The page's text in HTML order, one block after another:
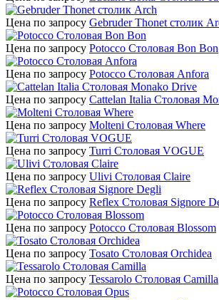
Цена по запросу Gebruder Thonet столик
Цена по запросу Potocco Столовая Bon Bon
Цена по запросу Potocco Столовая Anfora
Цена по запросу Cattelan Italia Столовая
Цена по запросу Molteni Столовая Where
Цена по запросу Turri Столовая VOGUE
Цена по запросу Ulivi Столовая Claire
Цена по запросу Reflex Столовая Signore
Цена по запросу Potocco Столовая Blossom
Цена по запросу Tosato Столовая Orchidea
Цена по запросу Tessarolo Столовая Camilla